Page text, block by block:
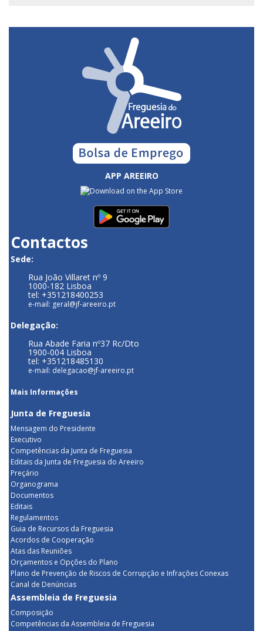
APP AREEIRO
Contactos
Sede:
Rua João Villaret nº 9
1000-182 Lisboa
tel: +351218400253
e-mail: geral@jf-areeiro.pt
Delegação:
Rua Abade Faria nº37 Rc/Dto
1900-004 Lisboa
tel: +351218485130
e-mail: delegacao@jf-areeiro.pt
Mais Informações
Junta de Freguesia
Mensagem do Presidente
Executivo
Competências da Junta de Freguesia
Editais da Junta de Freguesia do Areeiro
Preçário
Organograma
Documentos
Editais
Regulamentos
Guia de Recursos da Freguesia
Acordos de Cooperação
Atas das Reuniões
Orçamentos e Opções do Plano
Plano de Prevenção de Riscos de Corrupção e Infrações Conexas
Canal de Denúncias
Assembleia de Freguesia
Composição
Competências da Assembleia de Freguesia